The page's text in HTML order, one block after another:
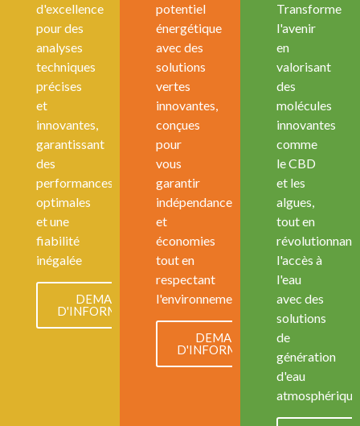
d'excellence
pour des
analyses
techniques
précises
et
innovantes,
garantissant
des
performances
optimales
et une
fiabilité
inégalée
DEMANDE
D'INFORMATION
potentiel
énergétique
avec des
solutions
vertes
innovantes,
conçues
pour
vous
garantir
indépendance
et
économies
tout en
respectant
l'environnement
DEMANDE
D'INFORMATION
Transforme
l'avenir
en
valorisant
des
molécules
innovantes
comme
le CBD
et les
algues,
tout en
révolutionnant
l'accès à
l'eau
avec des
solutions
de
génération
d'eau
atmosphérique